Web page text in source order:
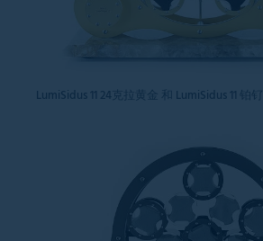
LumiSidus 11 24克拉黄金 和 LumiSidus 11 铂钌